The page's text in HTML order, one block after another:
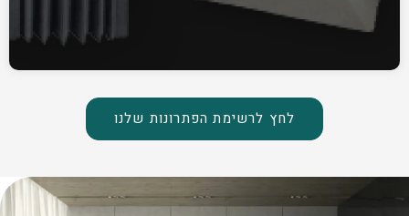
לחץ לרשימת הפתרונות שלנו